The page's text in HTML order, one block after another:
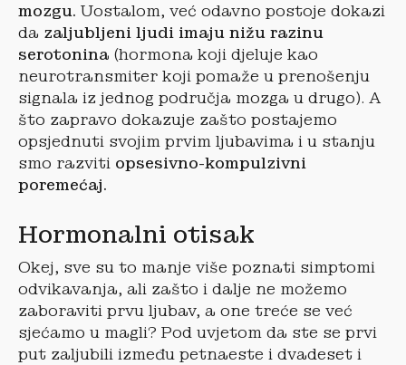
mozgu. Uostalom, već odavno postoje dokazi
da zaljubljeni ljudi imaju nižu razinu
serotonina (hormona koji djeluje kao
neurotransmiter koji pomaže u prenošenju
signala iz jednog područja mozga u drugo). A
što zapravo dokazuje zašto postajemo
opsjednuti svojim prvim ljubavima i u stanju
smo razviti opsesivno-kompulzivni
poremećaj.
Hormonalni otisak
Okej, sve su to manje više poznati simptomi
odvikavanja, ali zašto i dalje ne možemo
zaboraviti prvu ljubav, a one treće se već
sjećamo u magli? Pod uvjetom da ste se prvi
put zaljubili između petnaeste i dvadeset i